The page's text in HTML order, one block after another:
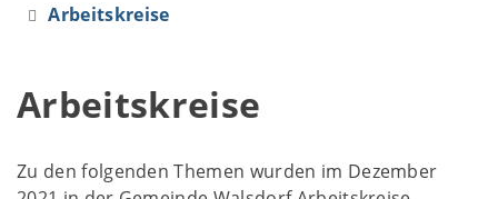
Arbeitskreise
Arbeitskreise
Zu den folgenden Themen wurden im Dezember